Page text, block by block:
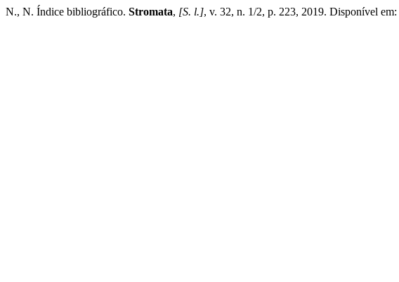
N., N. Índice bibliográfico. Stromata, [S. l.], v. 32, n. 1/2, p. 223, 2019. Disponível em: